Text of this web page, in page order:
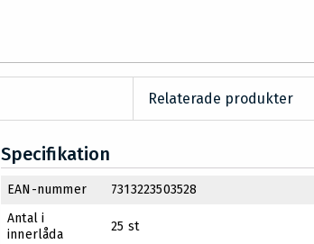
Relaterade produkter
Specifikation
EAN-nummer
7313223503528
Antal i
innerlåda
25 st